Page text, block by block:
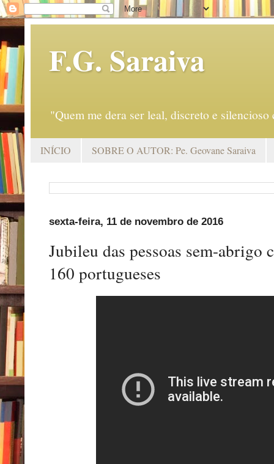
F.G. Saraiva
"Quem me dera ser leal, discreto e
INÍCIO SOBRE O AUTOR: Pe. Geovane Saraiva
sexta-feira, 11 de novembro de 2016
Jubileu das pessoas sem-abrigo
160 portugueses